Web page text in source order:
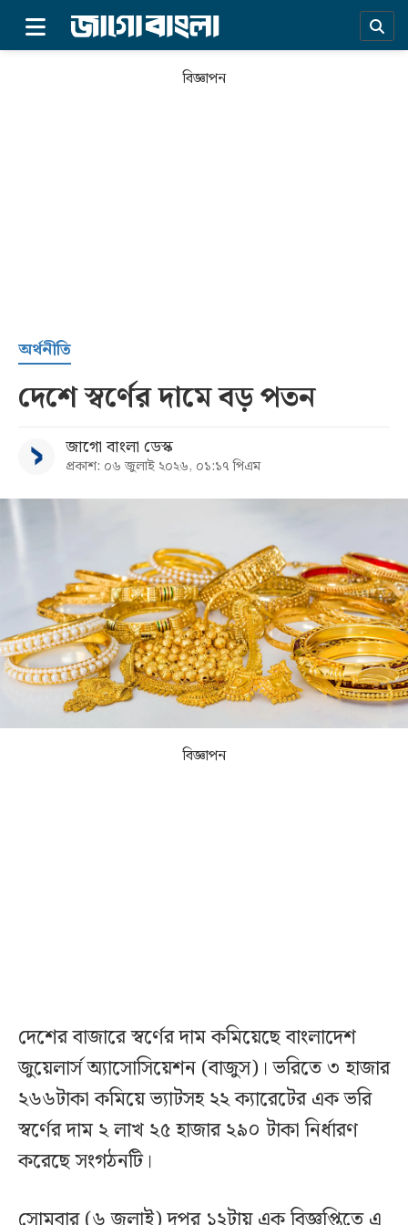
সর্বশেষ
সব
কনভার্টার
বিজ্ঞাপন
অর্থনীতি
দেশে স্বর্ণের দামে বড় পতন
জাগো বাংলা ডেস্ক
প্রকাশ: ০৬ জুলাই ২০২৬, ০১:১৭ পিএম
বিজ্ঞাপন
দেশের বাজারে স্বর্ণের দাম কমিয়েছে বাংলাদেশ
জুয়েলার্স অ্যাসোসিয়েশন (বাজুস)। ভরিতে ৩ হাজার
২৬৬টাকা কমিয়ে ভ্যাটসহ ২২ ক্যারেটের এক ভরি
স্বর্ণের দাম ২ লাখ ২৫ হাজার ২৯০ টাকা নির্ধারণ
করেছে সংগঠনটি।